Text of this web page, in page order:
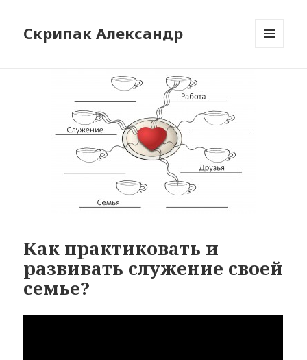
Скрипак Александр
Как практиковать и
развивать служение своей
семье?